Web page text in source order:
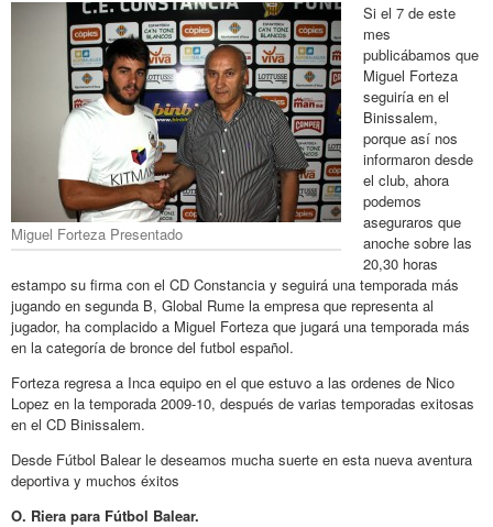
Miguel Forteza Presentado
Si el 7 de este
mes
publicábamos que
Miguel Forteza
seguiría en el
Binissalem,
porque así nos
informaron desde
el club, ahora
podemos
aseguraros que
anoche sobre las
20,30 horas
estampo su firma con el CD Constancia y seguirá una temporada más
jugando en segunda B, Global Rume la empresa que representa al
jugador, ha complacido a Miguel Forteza que jugará una temporada más
en la categoría de bronce del futbol español.
Forteza regresa a Inca equipo en el que estuvo a las ordenes de Nico
Lopez en la temporada 2009-10, después de varias temporadas exitosas
en el CD Binissalem.
Desde Fútbol Balear le deseamos mucha suerte en esta nueva aventura
deportiva y muchos éxitos
O. Riera para Fútbol Balear.